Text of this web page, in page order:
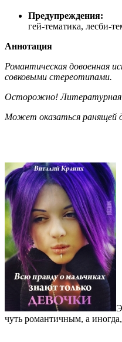
Предупреждения:
гей-тематика, лесби-
Аннотация
Романтическая довоенная
совковыми стереотипами.
Осторожно! Литературная
Может оказаться ранящей
чуть романтичным, а